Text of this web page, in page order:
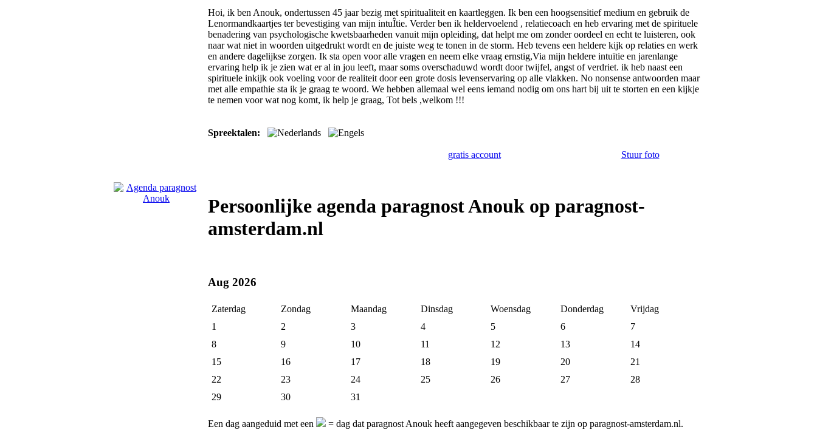
Hoi, ik ben Anouk, ondertussen 45 jaar bezig met spiritualiteit en kaartleggen. Ik ben een hoogsensitief medium en gebruik de
Lenormandkaartjes ter bevestiging van mijn intuÎtie. Verder ben ik heldervoelend , relatiecoach en heb ervaring met de spirituele
benadering van psychologische kwetsbaarheden vanuit mijn opleiding, dat helpt me om zonder oordeel en echt te luisteren, ook
naar wat niet in woorden uitgedrukt wordt en de juiste weg te tonen in de storm. Heb tevens een heldere kijk op relaties en werk
en andere dagelijkse zorgen. Ik sta open voor alle vragen en neem elke vraag ernstig,Via mijn heldere intuïtie en jarenlange
ervaring help ik je zien wat er al in jou leeft, maar soms overschaduwd wordt door twijfel, angst of verdriet. ik heb naast een
spirituele inkijk ook voeling voor de realiteit door een grote dosis levenservaring op alle vlakken. No nonsense antwoorden maar
met alle empathie sta ik je graag te woord. We hebben allemaal wel eens iemand nodig om ons hart bij uit te storten en een kijkje
te nemen voor wat nog komt, ik help je graag, Tot bels ,welkom !!!
Spreektalen:
gratis account Stuur foto
Persoonlijke agenda paragnost Anouk op paragnost-
amsterdam.nl
Aug 2026
Zaterdag Zondag Maandag Dinsdag Woensdag Donderdag
Vrijdag
1
2 3 4 5 6
7
8
9 10 11 12 13
14
15
16 17 18 19 20
21
22
23 24 25 26 27
28
29
30 31
Een dag aangeduid met een = dag dat paragnost Anouk heeft aangegeven beschikbaar te zijn op paragnost-amsterdam.nl.